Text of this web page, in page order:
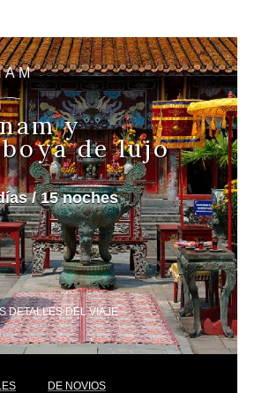
y
de lujo
/ 15 noches
DETALLES DEL VIAJE
DE NOVIOS